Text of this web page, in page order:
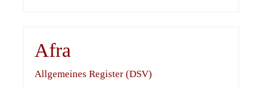
Afra
Allgemeines Register (DSV)